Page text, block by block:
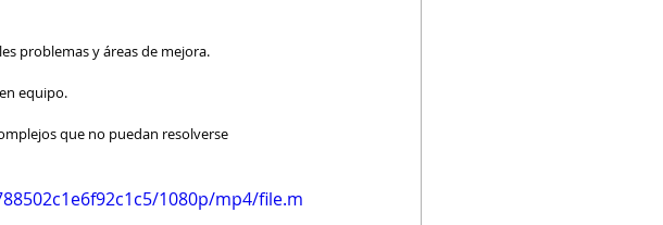
problemas y áreas de mejora.
equipo.
que no puedan resolverse
1080p/mp4/file.m